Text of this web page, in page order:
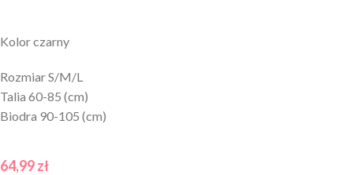
Kolor czarny
Rozmiar S/M/L
Talia 60-85 (cm)
Biodra 90-105 (cm)
64,99zł